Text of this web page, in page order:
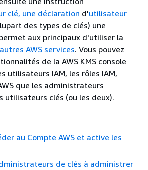
clé, une déclaration d'utilisateur
des types de clés) une
aux principaux d'utiliser la
AWS services. Vous pouvez
de la AWS KMS console
utilisateurs IAM, les rôles IAM,
que les administrateurs
utilisateurs clés (ou les deux).
au Compte AWS et active les
de clés à administrer